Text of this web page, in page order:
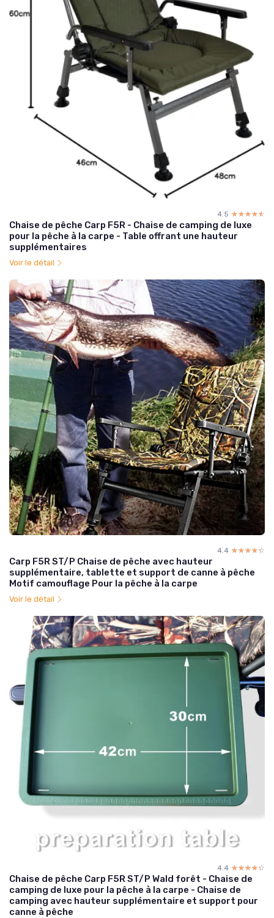
4.5 ☆☆☆☆☆
★★★★★
Chaise de pêche Carp F5R - Chaise de camping de luxe
pour la pêche à la carpe - Table offrant une hauteur
supplémentaires
Voir le détail
4.4 ☆☆☆☆☆
★★★★★
Carp F5R ST/P Chaise de pêche avec hauteur
supplémentaire, tablette et support de canne à pêche
Motif camouflage Pour la pêche à la carpe
Voir le détail
4.4 ☆☆☆☆☆
★★★★★
Chaise de pêche Carp F5R ST/P Wald forêt - Chaise de
camping de luxe pour la pêche à la carpe - Chaise de
camping avec hauteur supplémentaire et support pour
canne à pêche